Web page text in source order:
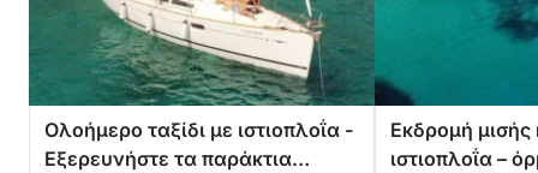
Ολοήμερο ταξίδι με ιστιοπλοΐα -
Εξερευνήστε τα παράκτια
Εκδρομή
ιστιοπλοΐα –